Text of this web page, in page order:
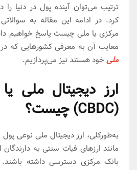
ترتیب می‌توان آینده پول در دنیا
کرد. در ادامه این مقاله به
مرکزی یا ملی چیست پاسخ خواهیم
معایب آن به معرفی کشورهایی که
ملیخود هستند نیز می‌پردازیم.
ارز دیجیتال ملی
(CBDC) چیست؟
به‌طورکلی، ارز دیجیتال ملی نوعی
مانند ارزهای فیات سنتی به
بانک مرکزی دسترسی داشته باشند.